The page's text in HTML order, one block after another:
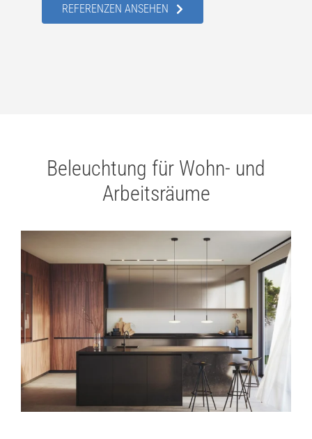
REFERENZEN ANSEHEN
Beleuchtung für Wohn- und
Arbeitsräume